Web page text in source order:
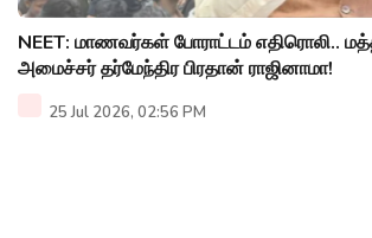
NEET: மாணவர்கள் போராட்டம் எதிரொலி..
அமைச்சர் தர்மேந்திர பிரதான் ராஜினாமா!
25 Jul 2026, 02:56 PM